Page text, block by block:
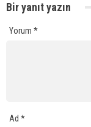
Bir yanıt yazın
Yorum *
Ad *